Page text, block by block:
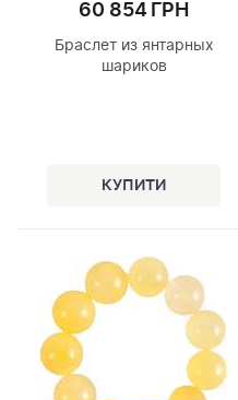
60 854 ГРН
Браслет из янтарных
шариков